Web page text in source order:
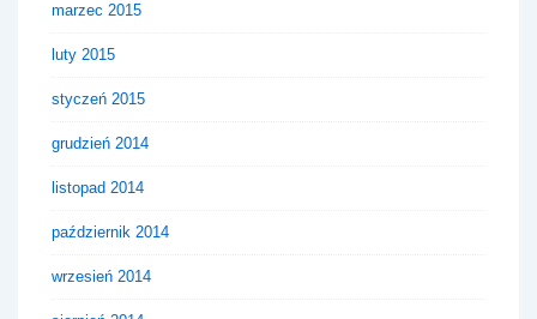
marzec 2015
luty 2015
styczeń 2015
grudzień 2014
listopad 2014
październik 2014
wrzesień 2014